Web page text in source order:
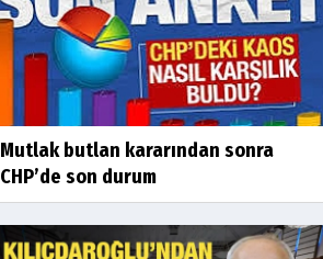
Mutlak butlan kararından sonra
CHP’de son durum